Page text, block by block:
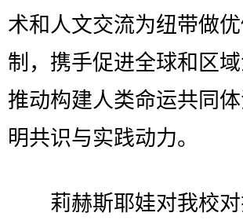
术和人文交流为纽带做
制，携手促进全球和区
推动构建人类命运共同
明共识与实践动力。
莉赫斯耶娃对我校对